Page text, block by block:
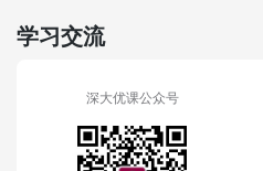
学习交流
深大优课公众号